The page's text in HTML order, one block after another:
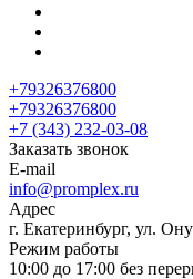
+79326376800
+79326376800
+7 (343) 232-03-08
Заказать звонок
E-mail
info@promplex.ru
Адрес
г. Екатеринбург, ул.
Режим работы
10:00 до 17:00 без